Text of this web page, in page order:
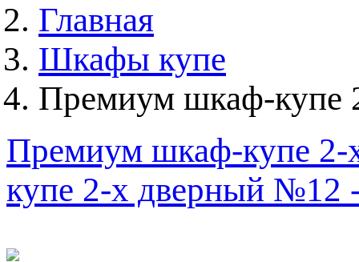
Главная
Шкафы купе
Премиум шкаф-купе
Премиум шкаф-купе
купе 2-х дверный №12